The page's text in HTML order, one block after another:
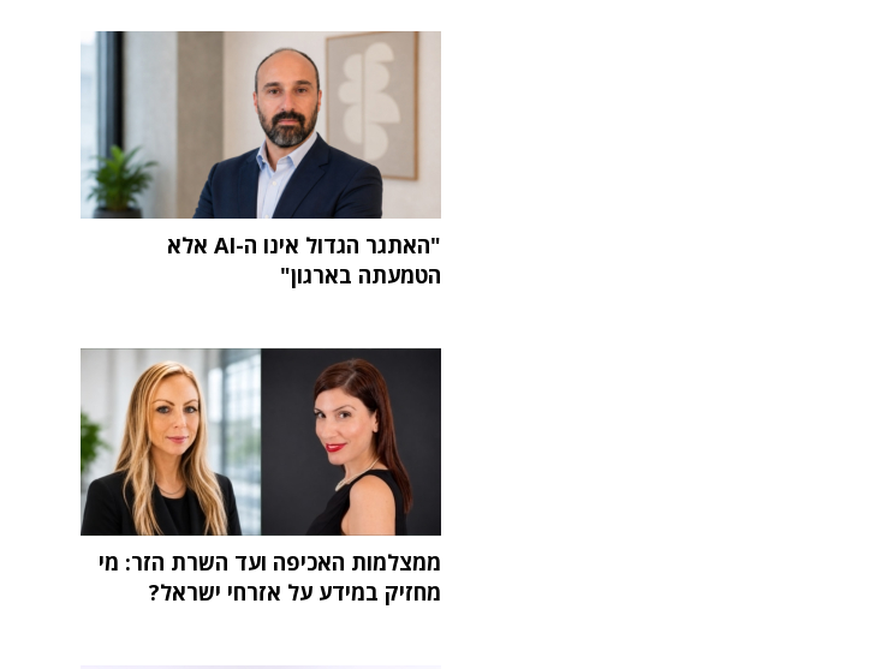
"האתגר הגדול אינו ה-AI אלא
הטמעתה בארגון"
ממצלמות האכיפה ועד השרת הזר: מי
מחזיק במידע על אזרחי ישראל?